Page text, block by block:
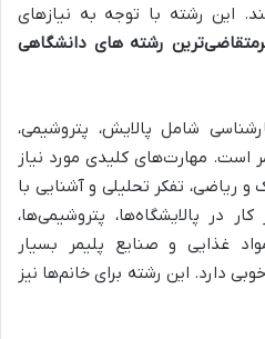
این رشته با توجه به نیازهای
رشته های دانشگاهی
شامل پالایش، پتروشیمی،
است. مهارت‌های کلیدی مورد نیاز
ریاضی، تفکر تحلیلی و آشنایی با
در پالایشگاه‌ها، پتروشیمی‌ها،
غذایی و صنایع پلیمر بسیار
دارد. این رشته برای خانم‌ها نیز